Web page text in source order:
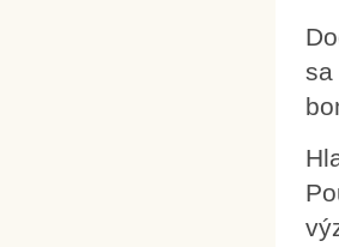
sa